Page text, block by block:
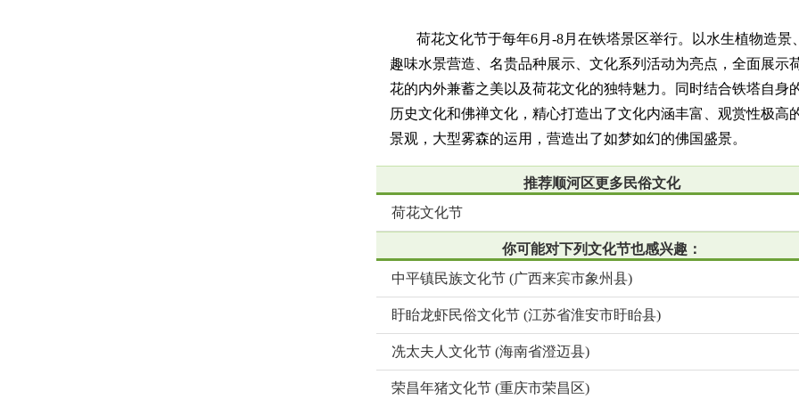
荷花文化节于每年6月-8月在铁塔景区举行。以水生植物造景、
趣味水景营造、名贵品种展示、文化系列活动为亮点，全面展示
花的内外兼蓄之美以及荷花文化的独特魅力。同时结合铁塔自身
历史文化和佛禅文化，精心打造出了文化内涵丰富、观赏性极高
景观，大型雾森的运用，营造出了如梦如幻的佛国盛景。
推荐顺河区更多民俗文化
荷花文化节
你可能对下列文化节也感兴趣：
中平镇民族文化节 (广西来宾市象州县)
盱眙龙虾民俗文化节 (江苏省淮安市盱眙县)
冼太夫人文化节 (海南省澄迈县)
荣昌年猪文化节 (重庆市荣昌区)